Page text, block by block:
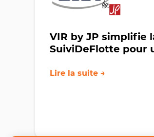
VIR by JP simplifie
SuiviDeFlotte pour
Lire la suite →